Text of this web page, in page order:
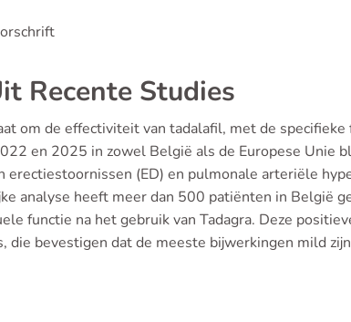
Recente Studies
om de effectiviteit van tadalafil, met de specifieke
en 2025 in zowel België als de Europese Unie
(ED) en pulmonale arteriële
analyse heeft meer dan 500 patiënten in België
functie na het gebruik van Tadagra. Deze
bevestigen dat de meeste bijwerkingen mild